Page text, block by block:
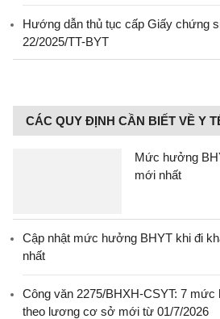
Hướng dẫn thủ tục cấp Giấy chứng
22/2025/TT-BYT
CÁC QUY ĐỊNH CẦN BIẾT VỀ Y
Mức hưởng
mới nhất
Cập nhật mức hưởng BHYT khi đi
nhất
Công văn 2275/BHXH-CSYT: 7
theo lương cơ sở mới từ 01/7/2026